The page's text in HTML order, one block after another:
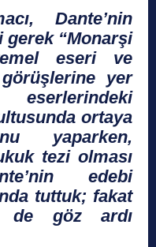
Dante’nin
gerek “Monarşi
eseri ve
yer
ortaya
yaparken,
tezi olması
edebi
tuttuk; fakat
de göz ardı